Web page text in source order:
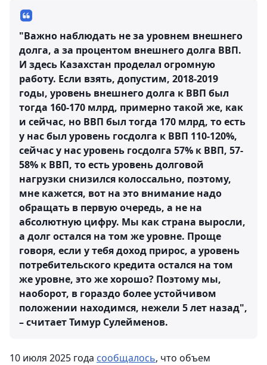
"Важно наблюдать не за уровнем внешнего
долга, а за процентом внешнего долга ВВП.
И здесь Казахстан проделал огромную
работу. Если взять, допустим, 2018-2019
годы, уровень внешнего долга к ВВП был
тогда 160-170 млрд, примерно такой же, как
и сейчас, но ВВП был тогда 170 млрд, то есть
у нас был уровень госдолга к ВВП 110-120%,
сейчас у нас уровень госдолга 57% к ВВП, 57-
58% к ВВП, то есть уровень долговой
нагрузки снизился колоссально, поэтому,
мне кажется, вот на это внимание надо
обращать в первую очередь, а не на
абсолютную цифру. Мы как страна выросли,
а долг остался на том же уровне. Проще
говоря, если у тебя доход прирос, а уровень
потребительского кредита остался на том
же уровне, это же хорошо? Поэтому мы,
наоборот, в гораздо более устойчивом
положении находимся, нежели 5 лет назад",
– считает Тимур Сулейменов.
10 июля 2025 года сообщалось, что объем